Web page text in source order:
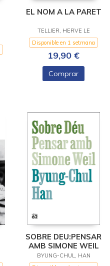
EL NOM A LA PARET
TELLIER, HERVE LE
Disponible en 1 setmana
19,90 €
Comprar
SOBRE DEU:PENSAR
AMB SIMONE WEIL
BYUNG-CHUL, HAN